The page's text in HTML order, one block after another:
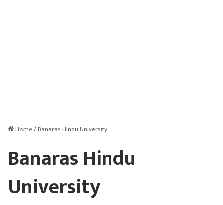
Home/Banaras Hindu University
Banaras Hindu
University